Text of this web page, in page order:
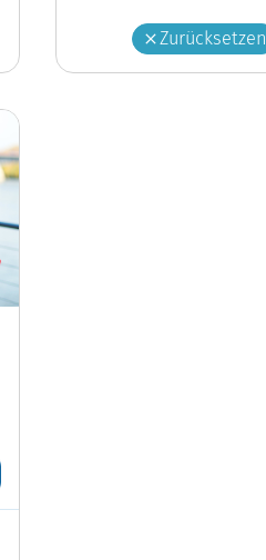
Zurücksetzen